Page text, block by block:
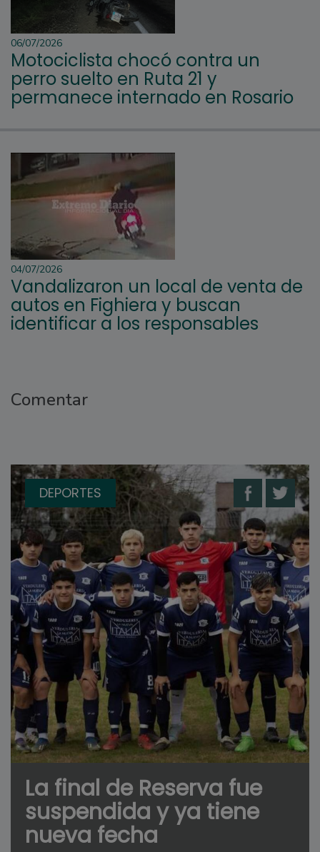
06/07/2026
Motociclista chocó contra un
perro suelto en Ruta 21 y
permanece internado en Rosario
04/07/2026
Vandalizaron un local de venta de
autos en Fighiera y buscan
identificar a los responsables
Comentar
DEPORTES
La final de Reserva fue
suspendida y ya tiene
nueva fecha